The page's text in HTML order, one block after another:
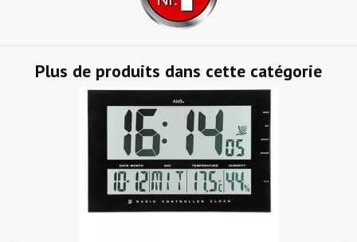
Plus de produits dans cette catégorie